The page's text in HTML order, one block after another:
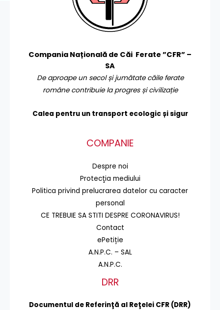
Compania Națională de Căi Ferate ”CFR” –
SA
De aproape un secol și jumătate căile ferate
române contribuie la progres și civilizație
Calea pentru un transport ecologic și sigur
COMPANIE
Despre noi
Protecţia mediului
Politica privind prelucrarea datelor cu caracter
personal
CE TREBUIE SA STITI DESPRE CORONAVIRUS!
Contact
ePetiție
A.N.P.C. – SAL
A.N.P.C.
DRR
Documentul de Referinţă al Reţelei CFR (DRR)